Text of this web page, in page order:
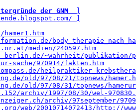
der GNM
]
medien/240597.htm
berlin.de/~wahrheit/publikation/
970914/fakten.htm
old/97/08/21/topnews/
old/97/08/31/topnews/
archiv/1997/08/30/wel-
archiv/97september/
web/20010714072413/http://